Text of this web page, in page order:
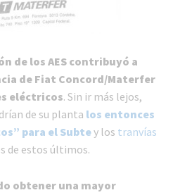
de los AES contribuyó a
de Fiat Concord/Materfer
eléctricos. Sin ir más lejos,
de su planta los entonces
para el Subtey los tranvías
de estos últimos.
obtener una mayor